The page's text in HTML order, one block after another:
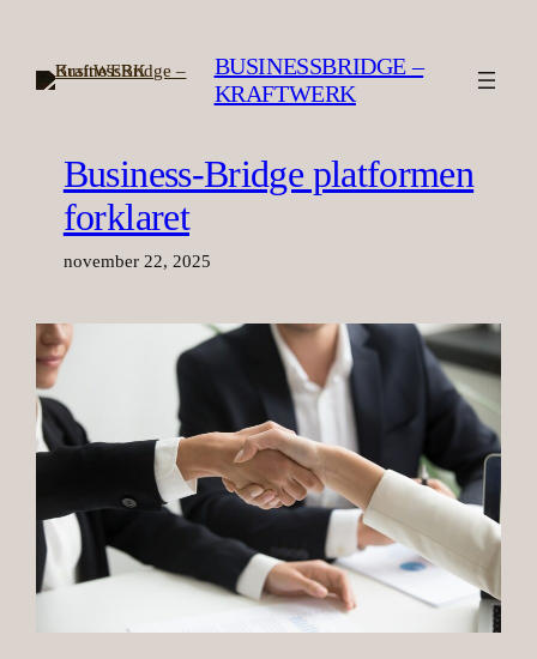
indhold
BUSINESSBRIDGE –
KRAFTWERK
Business-Bridge platformen
forklaret
november 22, 2025